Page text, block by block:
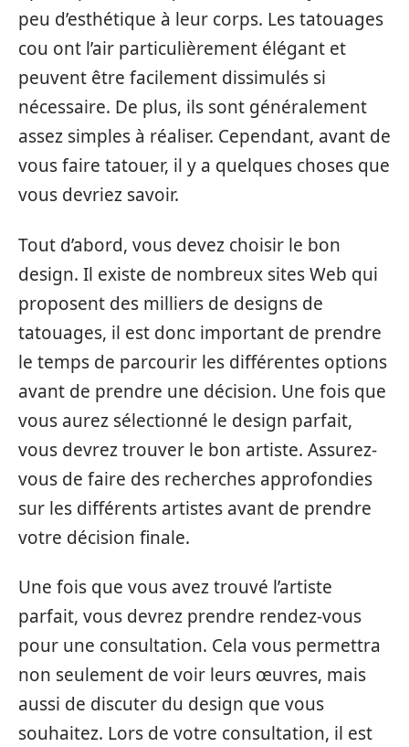
peu d’esthétique à leur corps. Les tatouages
cou ont l’air particulièrement élégant et
peuvent être facilement dissimulés si
nécessaire. De plus, ils sont généralement
assez simples à réaliser. Cependant, avant de
vous faire tatouer, il y a quelques choses que
vous devriez savoir.
Tout d’abord, vous devez choisir le bon
design. Il existe de nombreux sites Web qui
proposent des milliers de designs de
tatouages, il est donc important de prendre
le temps de parcourir les différentes options
avant de prendre une décision. Une fois que
vous aurez sélectionné le design parfait,
vous devrez trouver le bon artiste. Assurez-
vous de faire des recherches approfondies
sur les différents artistes avant de prendre
votre décision finale.
Une fois que vous avez trouvé l’artiste
parfait, vous devrez prendre rendez-vous
pour une consultation. Cela vous permettra
non seulement de voir leurs œuvres, mais
aussi de discuter du design que vous
souhaitez. Lors de votre consultation, il est